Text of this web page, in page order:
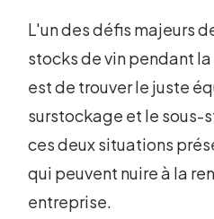
L'un des défis majeurs
stocks de vin pendant
est de trouver le juste
surstockage et le sous-
ces deux situations
qui peuvent nuire à la
entreprise.